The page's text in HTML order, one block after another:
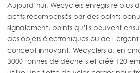
Aujourd’hui, Wecyclers enregistre plus
actifs récompensés par des points
signalement, points qu’ils peuvent
des objets électroniques ou de
concept innovant, Wecyclers a, en
3000 tonnes de déchets et créé 120